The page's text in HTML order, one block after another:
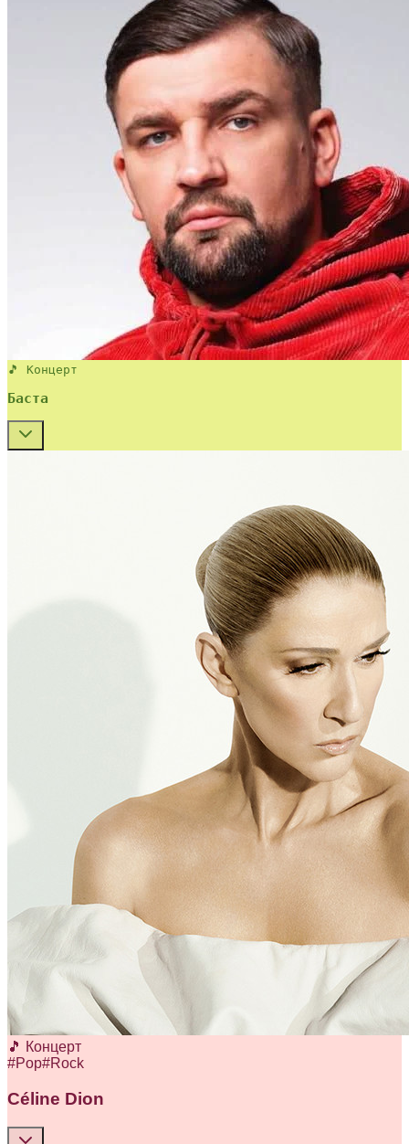
🎵 Концерт
Баста
🎵 Концерт
#Pop#Rock
Céline Dion